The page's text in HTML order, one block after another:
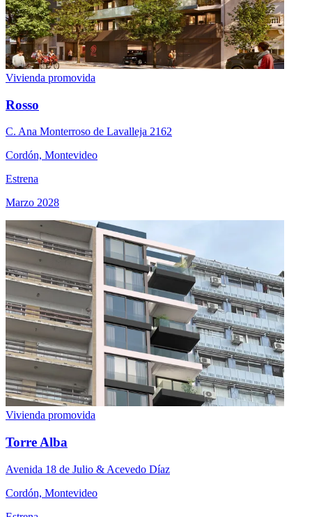
Vivienda promovida
Rosso
C. Ana Monterroso de Lavalleja 2162
Cordón, Montevideo
Estrena
Marzo 2028
Vivienda promovida
Torre Alba
Avenida 18 de Julio & Acevedo Díaz
Cordón, Montevideo